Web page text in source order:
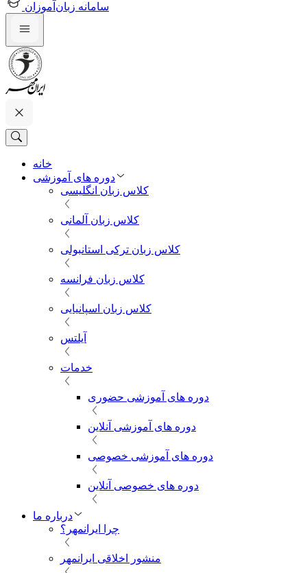
سامانه زبان‌آموزان
خانه
دوره های آموزشی
کلاس زبان انگلیسی
کلاس زبان آلمانی
کلاس زبان ترکی استانبولی
کلاس زبان فرانسه
کلاس زبان اسپانیایی
آیلتس
خدمات
دوره های آموزشی حضوری
دوره های آموزشی آنلاین
دوره های آموزشی خصوصی
دوره های خصوصی آنلاین
درباره ما
چرا ایرانمهر؟
منشور اخلاقی ایرانمهر